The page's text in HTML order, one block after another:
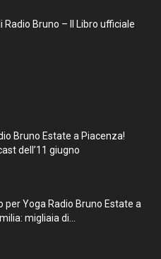
Radio Bruno – Il Libro ufficiale
Bruno Estate a Piacenza!
dell’11 giugno
per Yoga Radio Bruno Estate a
migliaia di...